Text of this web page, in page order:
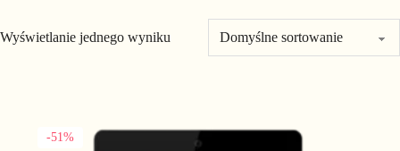
Wyświetlanie jednego wyniku
-51%